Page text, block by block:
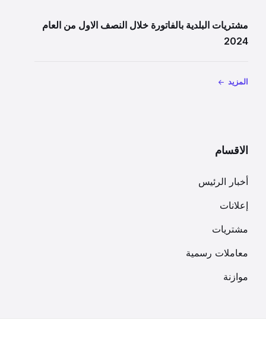
مشتريات البلدية بالفاتورة خلال النصف الاول من العام
2024
المزيد
الاقسام
أخبار الرئيس
إعلانات
مشتريات
معاملات رسمية
موازنة